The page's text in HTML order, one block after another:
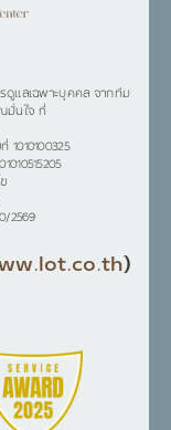
แลเฉพาะบุคคล จากทีม
มั่นใจ ที่
2569
)